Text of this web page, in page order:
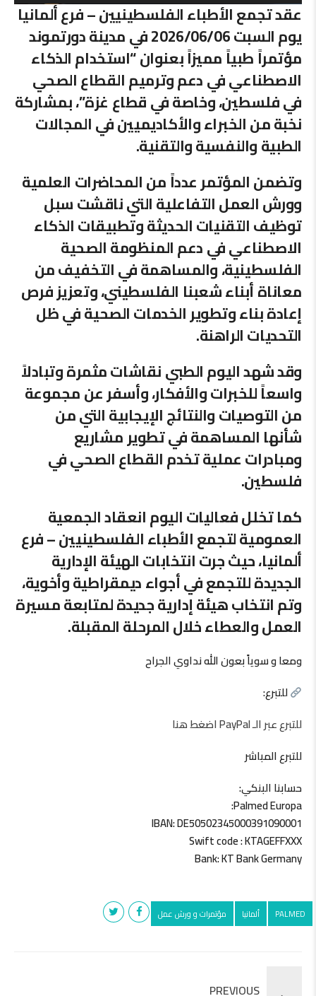
عقد تجمع الأطباء الفلسطينيين – فرع ألمانيا
يوم السبت 2026/06/06 في مدينة دورتموند
مؤتمراً طبياً مميزاً بعنوان “استخدام الذكاء
الاصطناعي في دعم وترميم القطاع الصحي
في فلسطين، وخاصة في قطاع غزة”، بمشاركة
نخبة من الخبراء والأكاديميين في المجالات
الطبية والنفسية والتقنية.
وتضمن المؤتمر عدداً من المحاضرات العلمية
وورش العمل التفاعلية التي ناقشت سبل
توظيف التقنيات الحديثة وتطبيقات الذكاء
الاصطناعي في دعم المنظومة الصحية
الفلسطينية، والمساهمة في التخفيف من
معاناة أبناء شعبنا الفلسطيني، وتعزيز فرص
إعادة بناء وتطوير الخدمات الصحية في ظل
التحديات الراهنة.
وقد شهد اليوم الطبي نقاشات مثمرة وتبادلاً
واسعاً للخبرات والأفكار، وأسفر عن مجموعة
من التوصيات والنتائج الإيجابية التي من
شأنها المساهمة في تطوير مشاريع
ومبادرات عملية تخدم القطاع الصحي في
فلسطين.
كما تخلل فعاليات اليوم انعقاد الجمعية
العمومية لتجمع الأطباء الفلسطينيين – فرع
ألمانيا، حيث جرت انتخابات الهيئة الإدارية
الجديدة للتجمع في أجواء ديمقراطية وأخوية،
وتم انتخاب هيئة إدارية جديدة لمتابعة مسيرة
العمل والعطاء خلال المرحلة المقبلة.
ومعا و سوياً بعون الله نداوي الجراح
للتبرع:
للتبرع عبر الـ PayPal اضغط هنا
للتبرع المباشر
حسابنا البنكي:
Palmed Europa:
IBAN: DE50502345000391090001
Swift code : KTAGEFFXXX
Bank: KT Bank Germany
PALMED ألمانيا مؤتمرات و ورش عمل
PREVIOUS